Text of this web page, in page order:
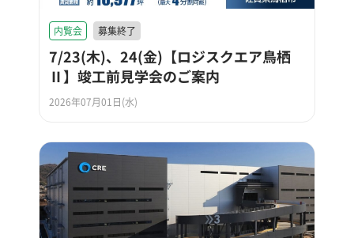
内覧会 募集終了
7/23(木)、24(金)【ロジスクエア鳥栖
Ⅱ】竣工前見学会のご案内
2026年07月01日(水)